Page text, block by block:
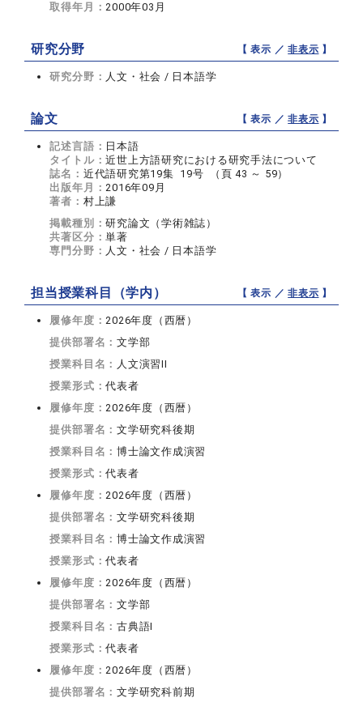
取得年月：2000年03月
研究分野 【 表示 ／非表示 】
研究分野： 人文・社会 / 日本語学
論文 【 表示 ／非表示 】
記述言語： 日本語
タイトル：近世上方語研究における研究手法について
誌名： 近代語研究第19集 19号 （頁 43 ～ 59）
出版年月：2016年09月
著者： 村上謙
掲載種別：研究論文（学術雑誌）
共著区分：単著
専門分野： 人文・社会 / 日本語学
担当授業科目（学内） 【 表示 ／非表示 】
履修年度：2026年度（西暦）
提供部署名：文学部
授業科目名： 人文演習II
授業形式：代表者
履修年度：2026年度（西暦）
提供部署名：文学研究科後期
授業科目名：博士論文作成演習
授業形式：代表者
履修年度：2026年度（西暦）
提供部署名：文学研究科後期
授業科目名：博士論文作成演習
授業形式：代表者
履修年度：2026年度（西暦）
提供部署名：文学部
授業科目名：古典語I
授業形式：代表者
履修年度：2026年度（西暦）
提供部署名：文学研究科前期